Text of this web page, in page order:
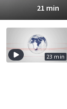
21 min
23 min